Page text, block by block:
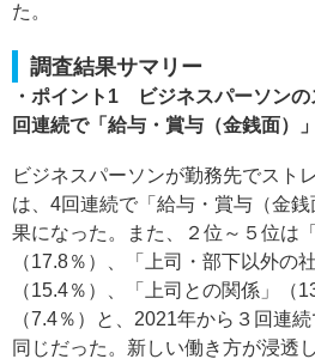
た。
調査結果サマリー
・ポイント1 ビジネスパーソン
回連続で「給与・賞与（金銭面）」
ビジネスパーソンが勤務先でスト
は、4回連続で「給与・賞与（金
果になった。また、２位～５位は
（17.8％）、「上司・部下以外の
（15.4％）、「上司との関係」（
（7.4％）と、2021年から３回連
同じだった。新しい働き方が浸透